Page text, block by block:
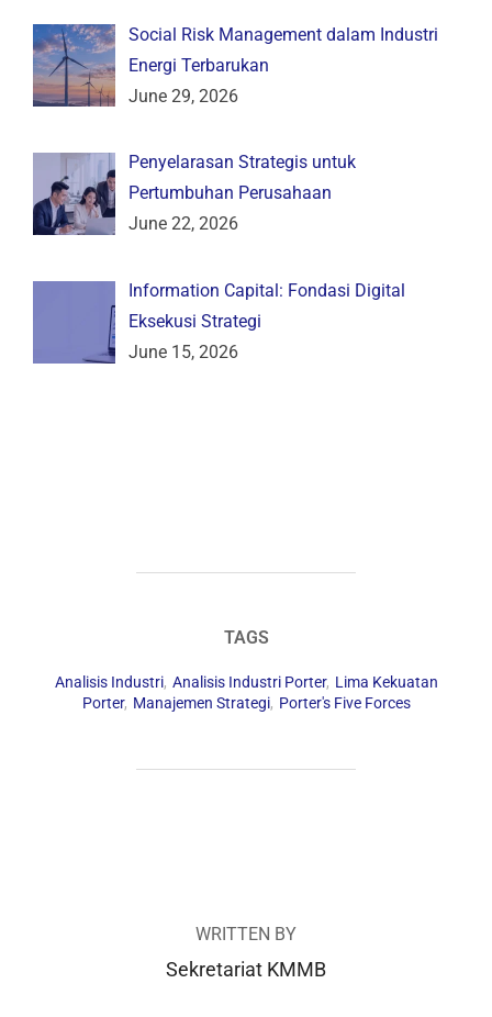
Social Risk Management dalam Industri
Energi Terbarukan
June 29, 2026
Penyelarasan Strategis untuk
Pertumbuhan Perusahaan
June 22, 2026
Information Capital: Fondasi Digital
Eksekusi Strategi
June 15, 2026
TAGS
Analisis Industri, Analisis Industri Porter, Lima Kekuatan
Porter, Manajemen Strategi, Porter's Five Forces
WRITTEN BY
Sekretariat KMMB